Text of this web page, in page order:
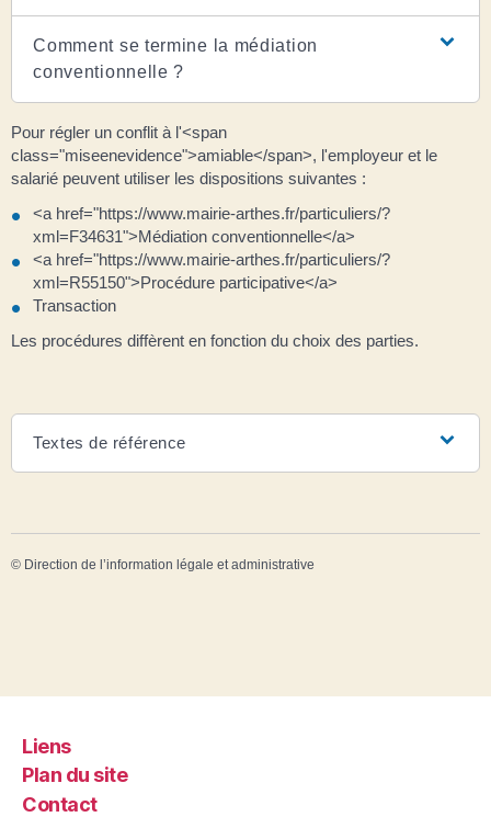
Comment se termine la médiation
conventionnelle ?
Pour régler un conflit à l'<span
class="miseenevidence">amiable</span>, l'employeur et le
salarié peuvent utiliser les dispositions suivantes :
<a href="https://www.mairie-arthes.fr/particuliers/?
xml=F34631">Médiation conventionnelle</a>
<a href="https://www.mairie-arthes.fr/particuliers/?
xml=R55150">Procédure participative</a>
Transaction
Les procédures diffèrent en fonction du choix des parties.
Textes de référence
© Direction de l’information légale et administrative
Liens
Plan du site
Contact